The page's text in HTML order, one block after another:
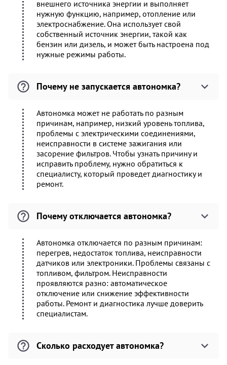
внешнего источника энергии и выполняет
нужную функцию, например, отопление или
электроснабжение. Она использует свой
собственный источник энергии, такой как
бензин или дизель, и может быть настроена под
нужные режимы работы.
Почему не запускается автономка?
Автономка может не работать по разным
причинам, например, низкий уровень топлива,
проблемы с электрическими соединениями,
неисправности в системе зажигания или
засорение фильтров. Чтобы узнать причину и
исправить проблему, нужно обратиться к
специалисту, который проведет диагностику и
ремонт.
Почему отключается автономка?
Автономка отключается по разным причинам:
перегрев, недостаток топлива, неисправности
датчиков или электроники. Проблемы связаны с
топливом, фильтром. Неисправности
проявляются разно: автоматическое
отключение или снижение эффективности
работы. Ремонт и диагностика лучше доверить
специалистам.
Сколько расходует автономка?